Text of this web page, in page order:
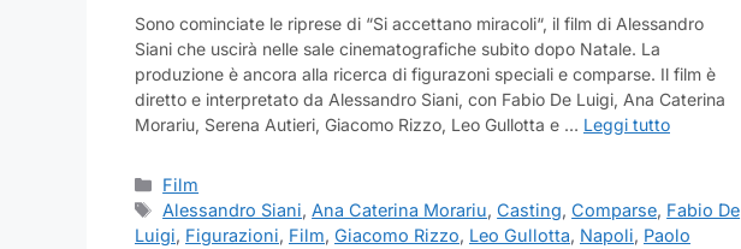
Sono cominciate le riprese di “Si accettano miracoli“, il film di Alessandro
Siani che uscirà nelle sale cinematografiche subito dopo Natale. La
produzione è ancora alla ricerca di figurazoni speciali e comparse. Il film è
diretto e interpretato da Alessandro Siani, con Fabio De Luigi, Ana Caterina
Morariu, Serena Autieri, Giacomo Rizzo, Leo Gullotta e … Leggi tutto
Categorie
Film
Tag
Alessandro Siani, Ana Caterina Morariu,Casting,Comparse, Fabio De
Luigi, Figurazioni, Film, Giacomo Rizzo, Leo Gullotta, Napoli, Paolo